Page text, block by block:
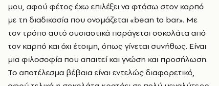
μου, αφού φέτος έχω επιλέξει να φτάσω στον καρπό
με τη διαδικασία που ονομάζεται «bean to bar». Με
τον τρόπο αυτό ουσιαστικά παράγεται σοκολάτα από
τον καρπό και όχι έτοιμη, όπως γίνεται συνήθως. Είναι
μια φιλοσοφία που απαιτεί και γνώση και προσήλωση.
Το αποτέλεσμα βέβαια είναι εντελώς διαφορετικό,